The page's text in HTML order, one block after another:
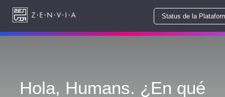
Status de la
Hola, Humans. ¿En qué